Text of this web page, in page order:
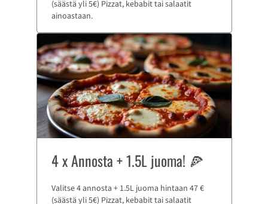
(säästä yli 5€) Pizzat, kebabit tai salaatit
ainoastaan.
4 x Annosta + 1.5L juoma! 🍕
Valitse 4 annosta + 1.5L juoma hintaan 47 €
(säästä yli 5€) Pizzat, kebabit tai salaatit